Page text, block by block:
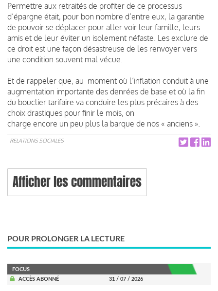
Permettre aux retraités de profiter de ce processus
d’épargne était, pour bon nombre d’entre eux, la garantie
de pouvoir se déplacer pour aller voir leur famille, leurs
amis et de leur éviter un isolement néfaste. Les exclure de
ce droit est une façon désastreuse de les renvoyer vers
une condition souvent mal vécue.
Et de rappeler que, au moment où l’inflation conduit à une
augmentation importante des denrées de base et où la fin
du bouclier tarifaire va conduire les plus précaires à des
choix drastiques pour finir le mois, on
charge encore un peu plus la barque de nos « anciens ».
RELATIONS SOCIALES
Afficher les commentaires
POUR PROLONGER LA LECTURE
FOCUS
ACCÈS ABONNÉ
31 / 07 / 2026